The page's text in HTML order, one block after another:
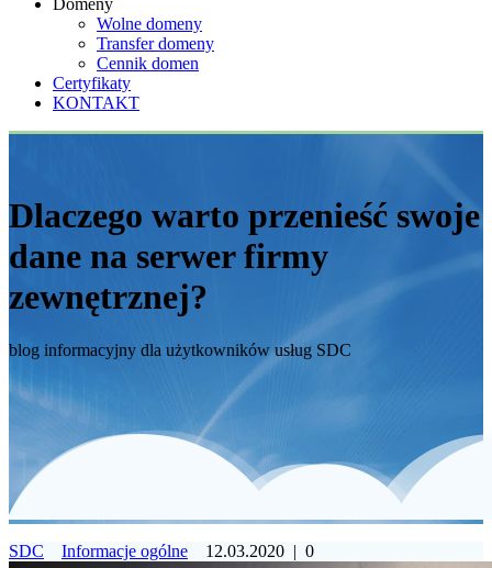
Domeny
Wolne domeny
Transfer domeny
Cennik domen
Certyfikaty
KONTAKT
Dlaczego warto przenieść swoje
dane na serwer firmy
zewnętrznej?
blog informacyjny dla użytkowników usług SDC
SDC Informacje ogólne 12.03.2020 | 0